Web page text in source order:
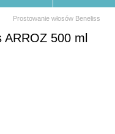
Prostowanie włosów Beneliss
ARROZ 500 ml